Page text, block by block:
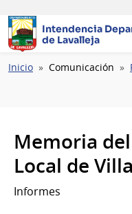
Intendencia
de Lavalleja
Ruta
Inicio Comunicación
Memoria
Local de
Informes